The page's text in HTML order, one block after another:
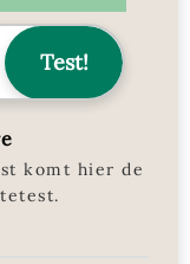
komt hier de